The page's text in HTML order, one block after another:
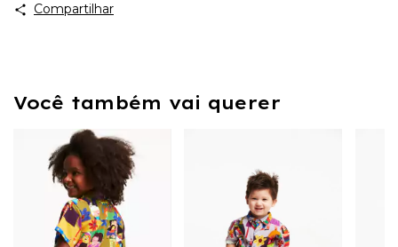
Compartilhar
Você também vai querer